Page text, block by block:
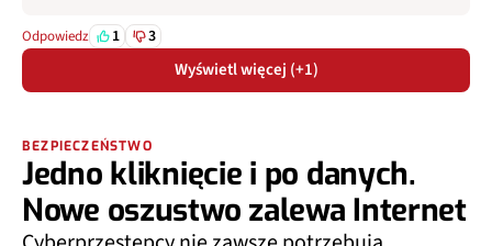
Odpowiedz 1 3
Wyświetl więcej (+1)
BEZPIECZEŃSTWO
Jedno kliknięcie i po danych.
Nowe oszustwo zalewa Internet